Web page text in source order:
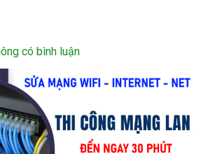
có bình luận